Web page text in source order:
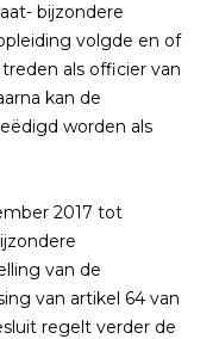
bijzondere
volgde en of
als officier van
kan de
worden als
2017 tot
van de
van artikel 64 van
regelt verder de